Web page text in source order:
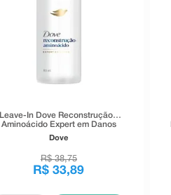
Leave-In Dove Reconstrução+
Aminoácido Expert em Danos
110ml
Dove
R$ 38,75
R$ 33,89